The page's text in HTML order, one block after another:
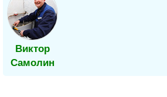
Виктор
Самолин